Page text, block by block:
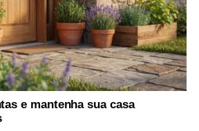
e mantenha sua casa